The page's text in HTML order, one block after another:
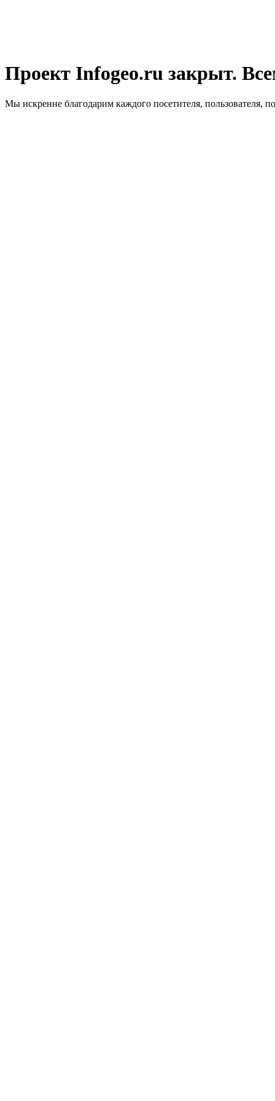
Проект Infogeo.ru закрыт.
Мы искренне благодарим каждого посетителя, пользователя,